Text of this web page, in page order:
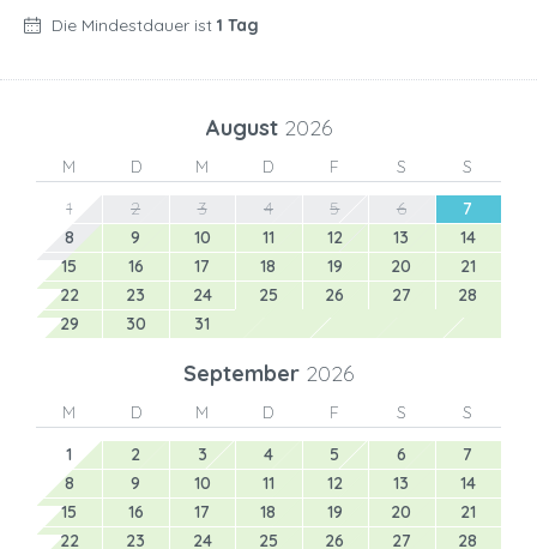
Die Mindestdauer ist 1 Tag
August 2026
M D M D F S
S
1
2 3 4 5 6
7
8
9 10 11 12 13
14
15
16 17 18 19 20
21
22
23 24 25 26 27
28
29
30 31
September 2026
M D M D F S
S
1
2 3 4 5 6
7
8
9 10 11 12 13
14
15
16 17 18 19 20
21
22
23 24 25 26 27
28